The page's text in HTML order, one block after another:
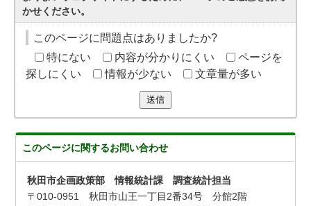
かせください。
このページに問題点はありましたか?
特にない
内容が分かりにくい
ページを
探しにくい
情報が少ない 文章量が多い
送信
このページに関するお問い合わせ
秋田市企画政策部 情報統計課 調査統計担当
〒010-0951 秋田市山王一丁目2番34号 分館2階